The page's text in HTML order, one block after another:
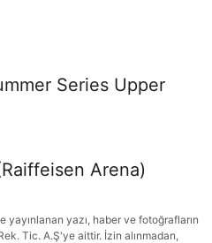
Series Upper
Arena)
yazı, haber ve fotoğrafların
Tic. A.Ş'ye aittir. İzin alınmadan,